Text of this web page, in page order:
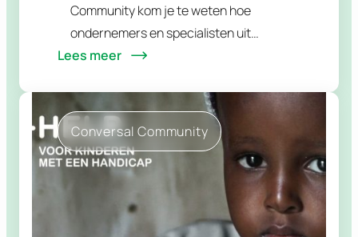
Community kom je te weten hoe
ondernemers en specialisten uit
verschillende sectoren worden
gebeurtenissen. We hebben het
over hun business en hoe ze zich
hebben aangepast aan de recente
gebeurtenissen, zoals…
Lees meer
Conversal Community